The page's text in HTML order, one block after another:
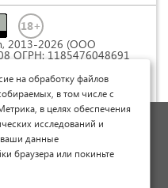
2013-2026 (ООО
ОГРН: 1185476048691
4.0
данных
статью
на обработку файлов
в том числе с
в целях обеспечения
исследований и
ваши данные
браузера или покиньте